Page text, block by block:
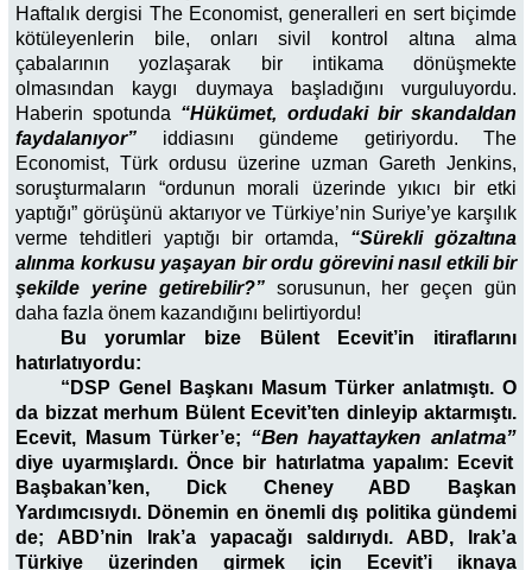
Haftalık dergisi The Economist, generalleri en sert biçimde
kötüleyenlerin bile, onları sivil kontrol altına alma
çabalarının yozlaşarak bir intikama dönüşmekte
olmasından kaygı duymaya başladığını vurguluyordu.
Haberin spotunda “Hükümet, ordudaki bir skandaldan
faydalanıyor” iddiasını gündeme getiriyordu. The
Economist, Türk ordusu üzerine uzman Gareth Jenkins,
soruşturmaların “ordunun morali üzerinde yıkıcı bir etki
yaptığı” görüşünü aktarıyor ve Türkiye’nin Suriye’ye karşılık
verme tehditleri yaptığı bir ortamda, “Sürekli gözaltına
alınma korkusu yaşayan bir ordu görevini nasıl etkili bir
şekilde yerine getirebilir?”sorusunun, her geçen gün
daha fazla önem kazandığını belirtiyordu!
Bu yorumlar bize Bülent Ecevit’in itiraflarını
hatırlatıyordu:
“DSP Genel Başkanı Masum Türker anlatmıştı. O
da bizzat merhum Bülent Ecevit’ten dinleyip aktarmıştı.
Ecevit, Masum Türker’e; “Ben hayattayken anlatma”
diye uyarmışlardı. Önce bir hatırlatma yapalım: Ecevit
Başbakan’ken, Dick Cheney ABD Başkan
Yardımcısıydı. Dönemin en önemli dış politika gündemi
de; ABD’nin Irak’a yapacağı saldırıydı. ABD, Irak’a
Türkiye üzerinden girmek için Ecevit’i iknaya